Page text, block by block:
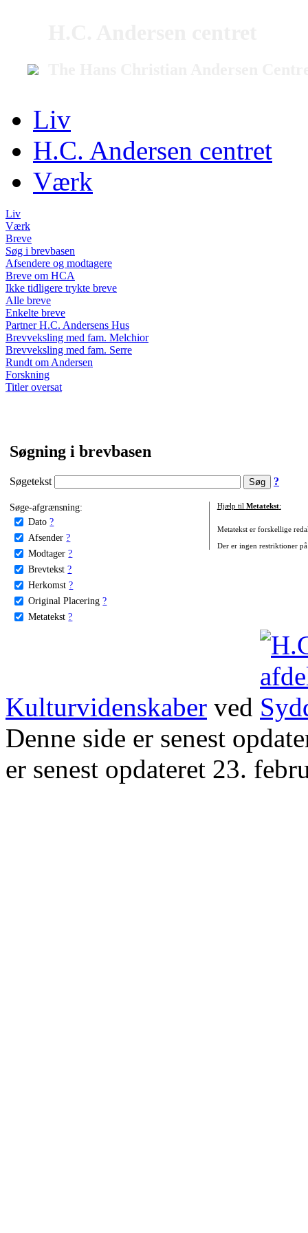
Liv
H.C. Andersen centret
Værk
Liv
Værk
Breve
Søg i brevbasen
Afsendere og modtagere
Breve om HCA
Ikke tidligere trykte breve
Alle breve
Enkelte breve
Partner H.C. Andersens Hus
Brevveksling med fam. Melchior
Brevveksling med fam. Serre
Rundt om Andersen
Forskning
Titler oversat
Søgning i brevbasen
Søgetekst ?
Søge-afgrænsning:
Dato ?
Afsender ?
Modtager ?
Brevtekst ?
Herkomst ?
Original Placering ?
Metatekst ?
Hjælp til Metatekst:
Metatekst er forskellige
Der er ingen restriktioner
Kulturvidenskaber ved
Denne side er senest
er senest opdateret 23.